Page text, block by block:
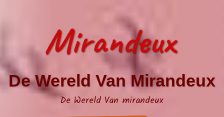
De Wereld Van Mirandeux
De Wereld Van mirandeux